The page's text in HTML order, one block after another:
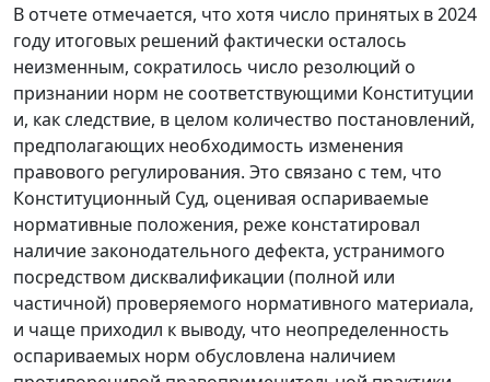
В отчете отмечается, что хотя число принятых в 2024
году итоговых решений фактически осталось
неизменным, сократилось число резолюций о
признании норм не соответствующими Конституции
и, как следствие, в целом количество постановлений,
предполагающих необходимость изменения
правового регулирования. Это связано с тем, что
Конституционный Суд, оценивая оспариваемые
нормативные положения, реже констатировал
наличие законодательного дефекта, устранимого
посредством дисквалификации (полной или
частичной) проверяемого нормативного материала,
и чаще приходил к выводу, что неопределенность
оспариваемых норм обусловлена наличием